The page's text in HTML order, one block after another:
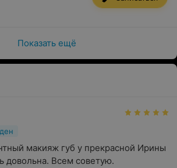
Показать ещё
макияж губ у прекрасной Ирины
довольна. Всем советую.